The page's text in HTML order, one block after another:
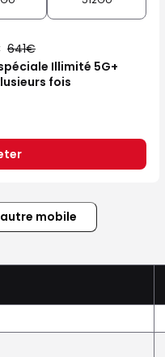
641
Illimité 5G+
fois
mobile